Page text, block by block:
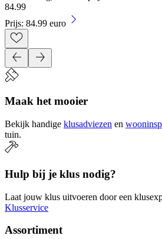
84.99
Prijs: 84.99 euro
Maak het mooier
Bekijk handige klusadviezen en
tuin.
Hulp bij je klus nodig?
Laat jouw klus uitvoeren door een
Klusservice
Assortiment